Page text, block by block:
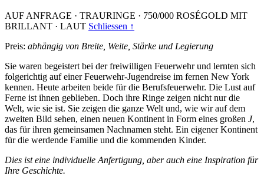
AUF ANFRAGE · TRAURINGE · 750/000 ROSÉGOLD MIT
BRILLANT · LAUT Schliessen ↑
Preis: abhängig von Breite, Weite, Stärke und Legierung
Sie waren begeistert bei der freiwilligen Feuerwehr und lernten sich
folgerichtig auf einer Feuerwehr-Jugendreise im fernen New York
kennen. Heute arbeiten beide für die Berufsfeuerwehr. Die Lust auf
Ferne ist ihnen geblieben. Doch ihre Ringe zeigen nicht nur die
Welt, wie sie ist. Sie zeigen die ganze Welt und, wie wir auf dem
zweiten Bild sehen, einen neuen Kontinent in Form eines großen J,
das für ihren gemeinsamen Nachnamen steht. Ein eigener Kontinent
für die werdende Familie und die kommenden Kinder.
Dies ist eine individuelle Anfertigung, aber auch eine Inspiration für
Ihre Geschichte.